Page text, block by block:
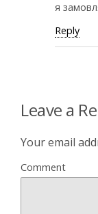
я
Reply
Leave a
Your email
Comment